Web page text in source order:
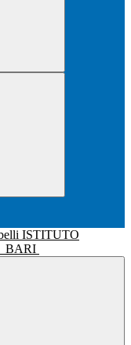
ISTITUTO
BARI